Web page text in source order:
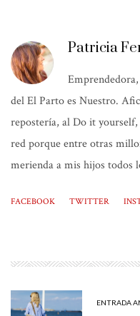
Patricia
del El Parto es Nuestro.
repostería, al Do it
red porque entre otras
merienda a mis hijos todos
FACEBOOK TWITTER
ENTRADA